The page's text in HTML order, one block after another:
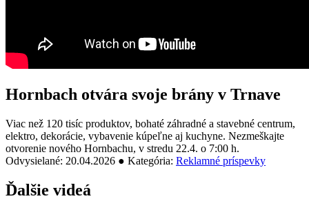
Hornbach otvára svoje brány v Trnave
Viac než 120 tisíc produktov, bohaté záhradné a stavebné centrum,
elektro, dekorácie, vybavenie kúpeľne aj kuchyne. Nezmeškajte
otvorenie nového Hornbachu, v stredu 22.4. o 7:00 h.
Odvysielané: 20.04.2026 ● Kategória: Reklamné príspevky
Ďalšie videá